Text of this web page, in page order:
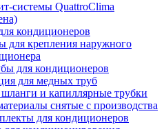
системы QuattroClima
кондиционеров
для крепления наружного
для кондиционеров
для медных труб
и капиллярные трубки
снятые с производства
для кондиционеров